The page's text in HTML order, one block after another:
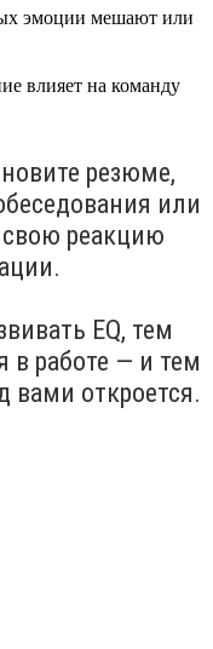
эмоции мешают или
влияет на команду
резюме,
или
свою реакцию
EQ, тем
в работе — и тем
вами откроется.